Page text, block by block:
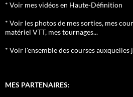
* Voir mes vidéos en Haute-Définition
* Voir les photos de mes sorties, mes
matériel VTT, mes tournages...
* Voir l'ensemble des courses
MES PARTENAIRES: